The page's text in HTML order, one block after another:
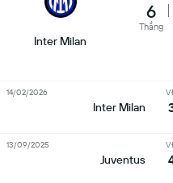
Inter Milan
6
Thắng
Inter Milan
14/02/2026
Juventus
13/09/2025